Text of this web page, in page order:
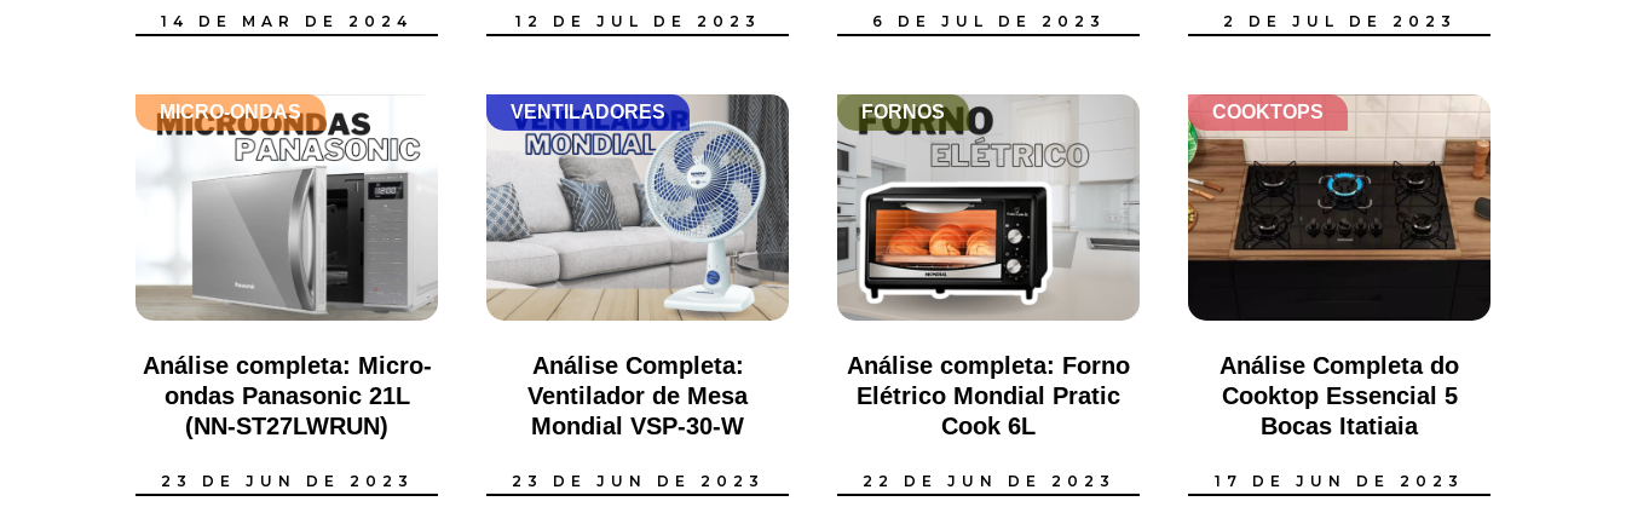
14 DE MAR DE 2024 12 DE JUL DE 2023 6 DE JUL DE 2023 2 DE JUL DE 2023
MICRO-ONDAS
Análise completa: Micro-
ondas Panasonic 21L
(NN-ST27LWRUN)
23 DE JUN DE 2023
VENTILADORES
Análise Completa:
Ventilador de Mesa
Mondial VSP-30-W
23 DE JUN DE 2023
FORNOS
Análise completa: Forno
Elétrico Mondial Pratic
Cook 6L
22 DE JUN DE 2023
COOKTOPS
Análise Completa do
Cooktop Essencial 5
Bocas Itatiaia
17 DE JUN DE 2023